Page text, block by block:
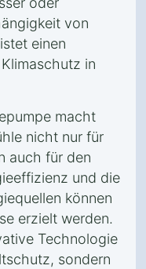
von
einen
in
macht
nicht nur für
auch für den
und die
können
erzielt werden.
Technologie
sondern